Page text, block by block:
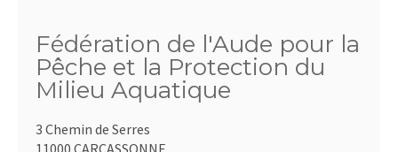
Fédération de l'Aude pour la
Pêche et la Protection du
Milieu Aquatique
3 Chemin de Serres
11000 CARCASSONNE